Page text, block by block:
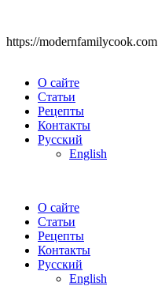
https://modernfamilycook.com
О сайте
Статьи
Рецепты
Контакты
Русский
English
О сайте
Статьи
Рецепты
Контакты
Русский
English